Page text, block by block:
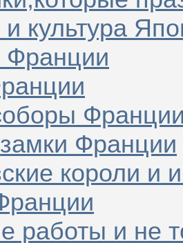
культура
Франции
Франции
короли и
работы и не